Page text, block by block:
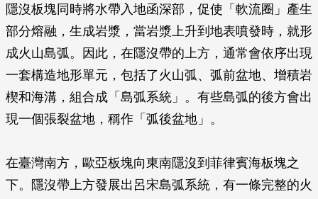
隱沒板塊同時將水帶入地函深部，促使「軟流圈」產生
部分熔融，生成岩漿，當岩漿上升到地表噴發時，就形
成火山島弧。因此，在隱沒帶的上方，通常會依序出現
一套構造地形單元，包括了火山弧、弧前盆地、增積岩
楔和海溝，組合成「島弧系統」。有些島弧的後方會出
現一個張裂盆地，稱作「弧後盆地」。
在臺灣南方，歐亞板塊向東南隱沒到菲律賓海板塊之
下。隱沒帶上方發展出呂宋島弧系統，有一條完整的火